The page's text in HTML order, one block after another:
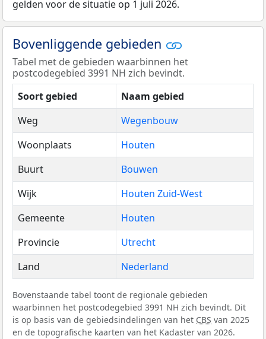
gelden voor de situatie op 1 juli 2026.
Bovenliggende gebieden
Tabel met de gebieden waarbinnen het
postcodegebied 3991 NH zich bevindt.
Soort gebied
Naam gebied
Weg
Wegenbouw
Woonplaats
Houten
Buurt
Bouwen
Wijk
Houten Zuid-West
Gemeente
Houten
Provincie
Utrecht
Land
Nederland
Bovenstaande tabel toont de regionale gebieden
waarbinnen het postcodegebied 3991 NH zich bevindt. Dit
is op basis van de gebiedsindelingen van het CBS van 2025
en de topografische kaarten van het Kadaster van 2026.